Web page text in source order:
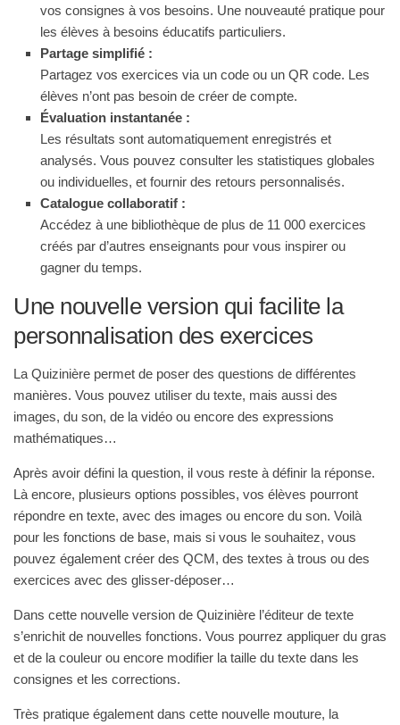
vos consignes à vos besoins. Une nouveauté pratique pour
les élèves à besoins éducatifs particuliers.
Partage simplifié :
Partagez vos exercices via un code ou un QR code. Les
élèves n’ont pas besoin de créer de compte.
Évaluation instantanée :
Les résultats sont automatiquement enregistrés et
analysés. Vous pouvez consulter les statistiques globales
ou individuelles, et fournir des retours personnalisés.
Catalogue collaboratif :
Accédez à une bibliothèque de plus de 11 000 exercices
créés par d’autres enseignants pour vous inspirer ou
gagner du temps.
Une nouvelle version qui facilite la
personnalisation des exercices
La Quizinière permet de poser des questions de différentes
manières. Vous pouvez utiliser du texte, mais aussi des
images, du son, de la vidéo ou encore des expressions
mathématiques…
Après avoir défini la question, il vous reste à définir la réponse.
Là encore, plusieurs options possibles, vos élèves pourront
répondre en texte, avec des images ou encore du son. Voilà
pour les fonctions de base, mais si vous le souhaitez, vous
pouvez également créer des QCM, des textes à trous ou des
exercices avec des glisser-déposer…
Dans cette nouvelle version de Quizinière l’éditeur de texte
s’enrichit de nouvelles fonctions. Vous pourrez appliquer du gras
et de la couleur ou encore modifier la taille du texte dans les
consignes et les corrections.
Très pratique également dans cette nouvelle mouture, la